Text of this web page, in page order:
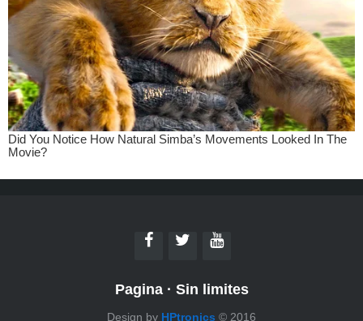
Pagina· Sin limites
Design by HPtronics © 2016